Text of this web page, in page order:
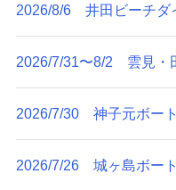
2026/8/6 井田ビーチダ
2026/7/31〜8/2 雲見・
2026/7/30 神子元ボー
2026/7/26 城ヶ島ボー